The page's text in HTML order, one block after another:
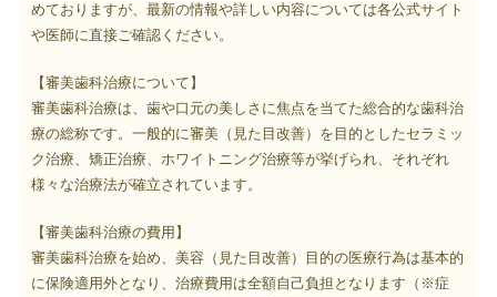
めておりますが、最新の情報や詳しい内容については各公式サイト
や医師に直接ご確認ください。
【審美歯科治療について】
審美歯科治療は、歯や口元の美しさに焦点を当てた総合的な歯科治
療の総称です。一般的に審美（見た目改善）を目的としたセラミッ
ク治療、矯正治療、ホワイトニング治療等が挙げられ、それぞれ
様々な治療法が確立されています。
【審美歯科治療の費用】
審美歯科治療を始め、美容（見た目改善）目的の医療行為は基本的
に保険適用外となり、治療費用は全額自己負担となります（※症